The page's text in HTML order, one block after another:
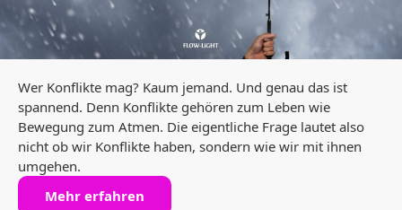
Wer Konflikte mag? Kaum jemand. Und genau das ist
spannend. Denn Konflikte gehören zum Leben wie
Bewegung zum Atmen. Die eigentliche Frage lautet also
nicht ob wir Konflikte haben, sondern wie wir mit ihnen
umgehen.
Mehr erfahren